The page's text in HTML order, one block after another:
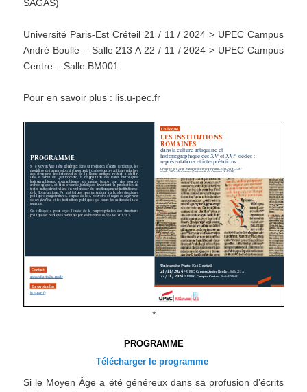
SAGAS)
Université Paris-Est Créteil 21 / 11 / 2024 > UPEC Campus
André Boulle – Salle 213 A 22 / 11 / 2024 > UPEC Campus
Centre – Salle BM001
Pour en savoir plus : lis.u-pec.fr
*
PROGRAMME
Télécharger le programme
Si le Moyen Âge a été généreux dans sa profusion d’écrits